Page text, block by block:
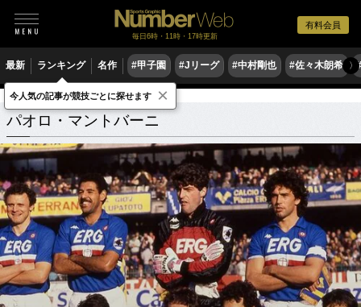
有料会員
毎日6時・11時・17時更新
最新 ランキング 名作 #甲子園 #Jリーグ #中村剛也 #佐々木朗希 〉
パオロ・マントバーニ 関連記事
パオロ・マントバーニ
今人気の記事が競技ごとに探せます ×